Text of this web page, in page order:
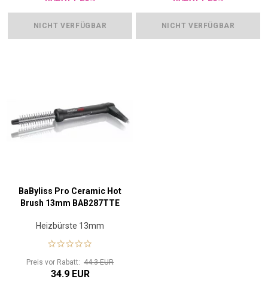
NICHT VERFÜGBAR NICHT VERFÜGBAR
BaByliss Pro Ceramic Hot
Brush 13mm BAB287TTE
Heizbürste 13mm
Preis vor Rabatt: 44.3 EUR
34.9 EUR